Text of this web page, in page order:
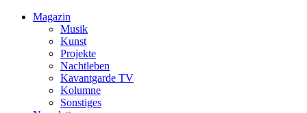
Magazin
Musik
Kunst
Projekte
Nachtleben
Kavantgarde TV
Kolumne
Sonstiges